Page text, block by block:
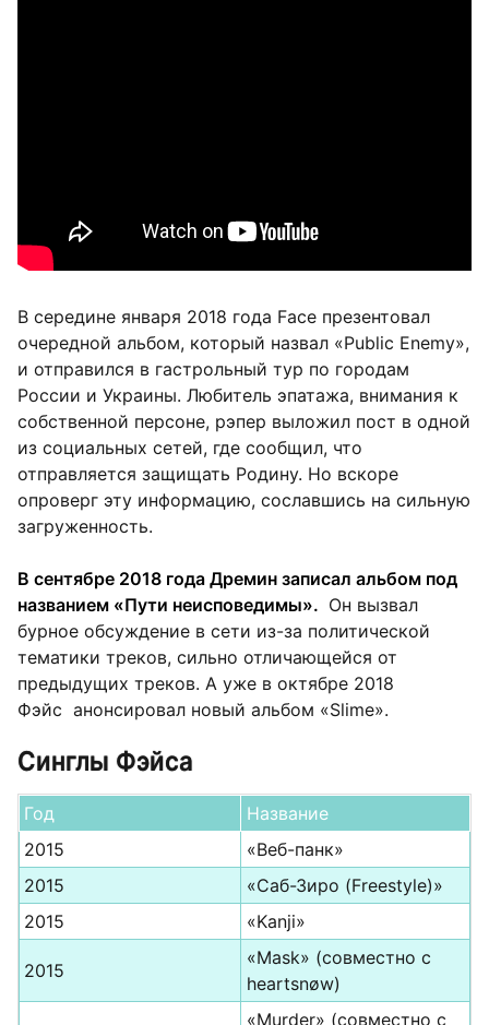
В середине января 2018 года Face презентовал
очередной альбом, который назвал «Public Enemy»,
и отправился в гастрольный тур по городам
России и Украины. Любитель эпатажа, внимания к
собственной персоне, рэпер выложил пост в одной
из социальных сетей, где сообщил, что
отправляется защищать Родину. Но вскоре
опроверг эту информацию, сославшись на сильную
загруженность.
В сентябре 2018 года Дремин записал альбом под
названием «Пути неисповедимы». Он вызвал
бурное обсуждение в сети из-за политической
тематики треков, сильно отличающейся от
предыдущих треков. А уже в октябре 2018
Фэйс анонсировал новый альбом «Slime».
Синглы Фэйса
Год
Название
2015
«Веб-панк»
2015
«Саб-Зиро (Freestyle)»
2015
«Kanji»
2015
«Mask» (совместно с
heartsnøw)
«Murder» (совместно с